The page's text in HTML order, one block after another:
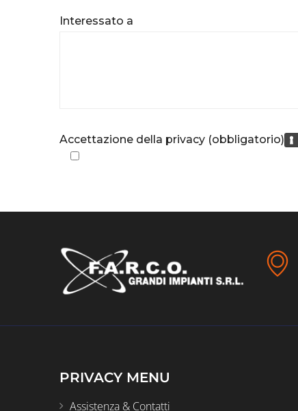
Interessato a
Accettazione della privacy (obbligatorio)
PRIVACY MENU
Assistenza & Contatti